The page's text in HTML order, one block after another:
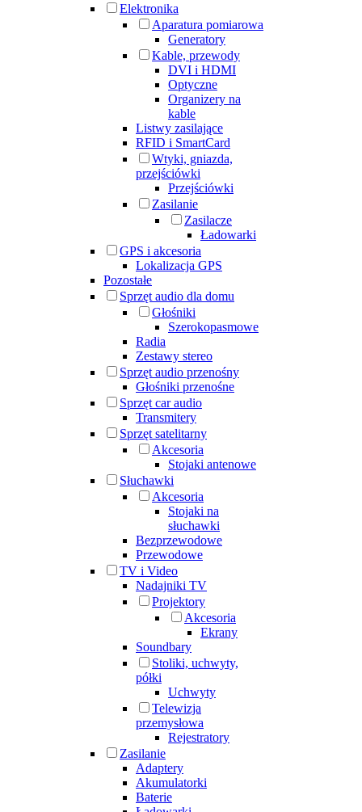
Elektronika
Aparatura pomiarowa
Generatory
Kable, przewody
DVI i HDMI
Optyczne
Organizery na
kable
Listwy zasilające
RFID i SmartCard
Wtyki, gniazda,
przejściówki
Przejściówki
Zasilanie
Zasilacze
Ładowarki
GPS i akcesoria
Lokalizacja GPS
Pozostałe
Sprzęt audio dla domu
Głośniki
Szerokopasmowe
Radia
Zestawy stereo
Sprzęt audio przenośny
Głośniki przenośne
Sprzęt car audio
Transmitery
Sprzęt satelitarny
Akcesoria
Stojaki antenowe
Słuchawki
Akcesoria
Stojaki na
słuchawki
Bezprzewodowe
Przewodowe
TV i Video
Nadajniki TV
Projektory
Akcesoria
Ekrany
Soundbary
Stoliki, uchwyty,
półki
Uchwyty
Telewizja
przemysłowa
Rejestratory
Zasilanie
Adaptery
Akumulatorki
Baterie